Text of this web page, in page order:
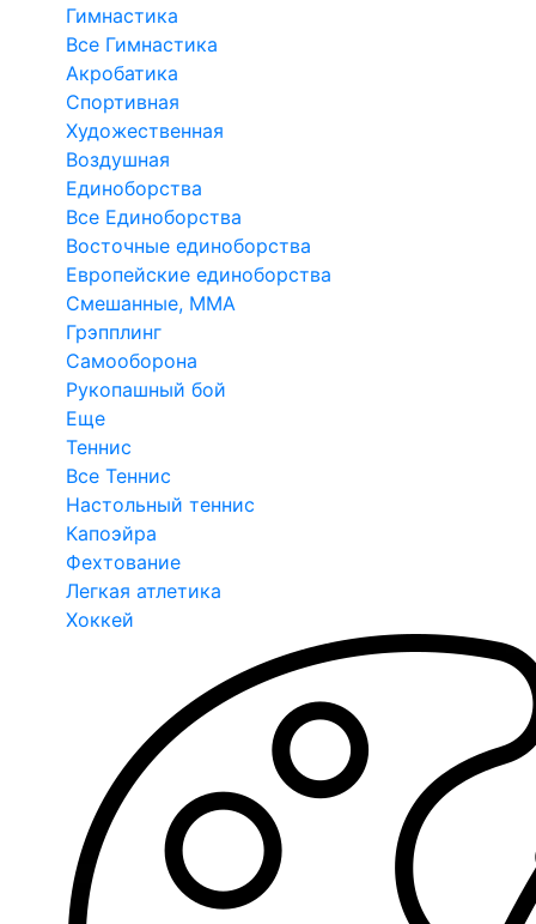
Гимнастика
Все Гимнастика
Акробатика
Спортивная
Художественная
Воздушная
Единоборства
Все Единоборства
Восточные единоборства
Европейские единоборства
Смешанные, ММА
Грэпплинг
Самооборона
Рукопашный бой
Еще
Теннис
Все Теннис
Настольный теннис
Капоэйра
Фехтование
Легкая атлетика
Хоккей